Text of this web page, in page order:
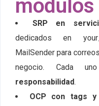
módulos
SRP en
dedicados en
MailSender para
negocio. Cada
responsabilidad.
OCP con tags y